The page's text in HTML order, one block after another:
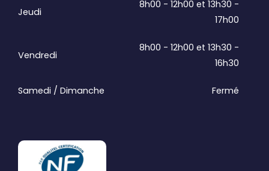
Jeudi
8h00 - 12h00 et 13h30 -
17h00
Vendredi
8h00 - 12h00 et 13h30 -
16h30
Samedi / Dimanche Fermé